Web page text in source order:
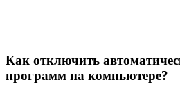
Как отключить
программ на компьютере?